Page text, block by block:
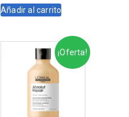
era:
es:
Añadir al carrito
¡Oferta!